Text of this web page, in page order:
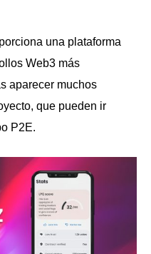
una plataforma
Web3 más
aparecer muchos
que pueden ir
P2E.